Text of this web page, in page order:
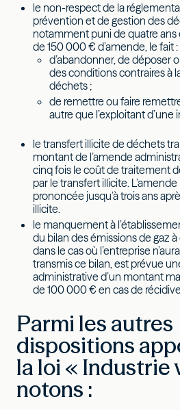
le non-respect de la
prévention et de gestion des
notamment puni de quatre
de 150 000 € d’amende, le fait :
d’abandonner, de déposer
des conditions contraires à
déchets ;
de remettre ou faire
autre que l’exploitant d’une
le transfert illicite de déchets
montant de l’amende
cinq fois le coût de traitement
par le transfert illicite.
prononcée jusqu’à trois ans
illicite.
le manquement à
du bilan des émissions de gaz
dans le cas où l’entreprise
transmis ce bilan, est prévue
administrative d’un montant
de 100 000 € en cas de
Parmi les autres
dispositions
la loi « Industrie
notons :